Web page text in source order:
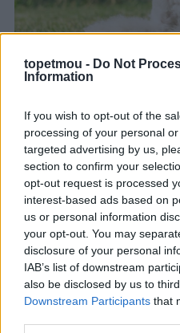
topetmou - Do Not
Information
If you wish to opt-out of the
processing of your personal
targeted advertising by us,
section to confirm your
opt-out request is processed
interest-based ads based on
us or personal information
your opt-out. You may
disclosure of your personal
IAB’s list of downstream
also be disclosed by us to
Downstream Participants that
Την περιποίηση που
Τα Φοξ Τεριέ έχουν πυκνό
να το χειριστεί κανείς.
αναπόφευκτα απαιτεί
υιοθετήστε ένα τέτοιο
ένα επιπλέον έξοδο.
πρόκειται για μια μικρή
να ξέρετε τι να περιμένετε.
Την πολλή άσκηση που